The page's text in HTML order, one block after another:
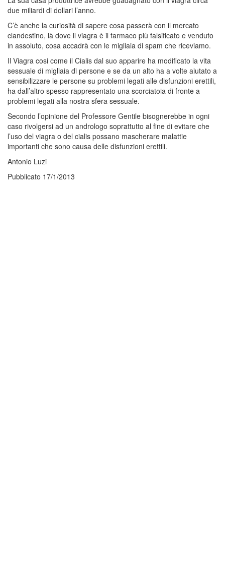
due miliardi di dollari l’anno.
C’è anche la curiosità di sapere cosa passerà con il mercato
clandestino, là dove il viagra è il farmaco più falsificato e venduto
in assoluto, cosa accadrà con le migliaia di spam che riceviamo.
Il Viagra cosi come il Cialis dal suo apparire ha modificato la vita
sessuale di migliaia di persone e se da un alto ha a volte aiutato a
sensibilizzare le persone su problemi legati alle disfunzioni erettili,
ha dall’altro spesso rappresentato una scorciatoia di fronte a
problemi legati alla nostra sfera sessuale.
Secondo l’opinione del Professore Gentile bisognerebbe in ogni
caso rivolgersi ad un andrologo soprattutto al fine di evitare che
l’uso del viagra o del cialis possano mascherare malattie
importanti che sono causa delle disfunzioni erettili.
Antonio Luzi
Pubblicato 17/1/2013